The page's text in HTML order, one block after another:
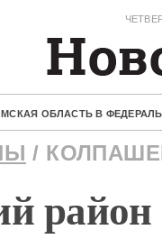
ОБЛАСТЬ В
/
район